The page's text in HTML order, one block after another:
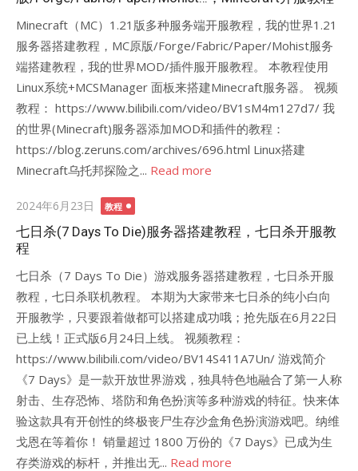
Minecraft（MC）1.21版多种服务端开服教程，我的世界1.21
服务器搭建教程，MC原版/Forge/Fabric/Paper/Mohist服务
端搭建教程，我的世界MOD/插件服开服教程。 本教程使用
Linux系统+MCSManager 面板来搭建Minecraft服务器。 视频
教程： https://www.bilibili.com/video/BV1sM4m127d7/ 我
的世界(Minecraft)服务器添加MOD和插件的教程：
https://blog.zeruns.com/archives/696.html Linux搭建
Minecraft乌托邦探险之... Read more
Posted
on
2024年6月23日 教程
七日杀(7 Days To Die)服务器搭建教程，七日杀开服教
程
七日杀（7 Days To Die）游戏服务器搭建教程，七日杀开服
教程，七日杀联机教程。 本期为大家带来七日杀的纯小白向
开服教学，只要跟着做都可以搭建成功哦；抢先版在6月22日
已上线！正式版6月24日上线。 视频教程：
https://www.bilibili.com/video/BV14S411A7Un/ 游戏简介
《7 Days》是一款开放世界游戏，独具特色地融合了第一人称
射击、生存恐怖、塔防和角色扮演等多种游戏的特征。快来体
验这款具有开创性的终极丧尸生存沙盒角色扮演游戏吧。纳维
戈恩在等着你！ 销量超过 1800 万份的《7 Days》已成为生
存类游戏的标杆，并推出无... Read more